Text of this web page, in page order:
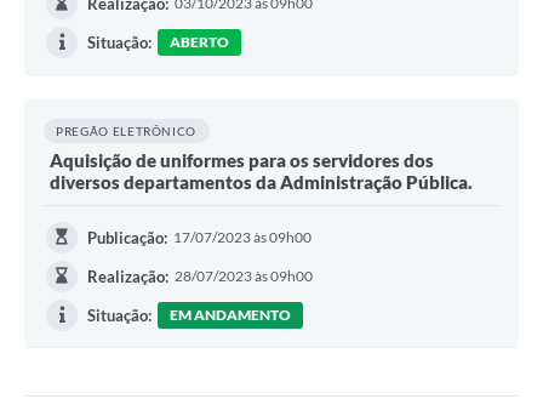
Situação: ABERTO
PREGÃO ELETRÔNICO
Aquisição de uniformes para os servidores dos
diversos departamentos da Administração Pública.
Publicação: 17/07/2023 às 09h00
Realização: 28/07/2023 às 09h00
Situação: EM ANDAMENTO